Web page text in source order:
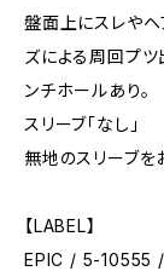
盤面上にスレやヘ
ズによる周回プツ
ンチホールあり。
スリーブ「なし」
無地のスリーブを
【LABEL】
EPIC / 5-10555